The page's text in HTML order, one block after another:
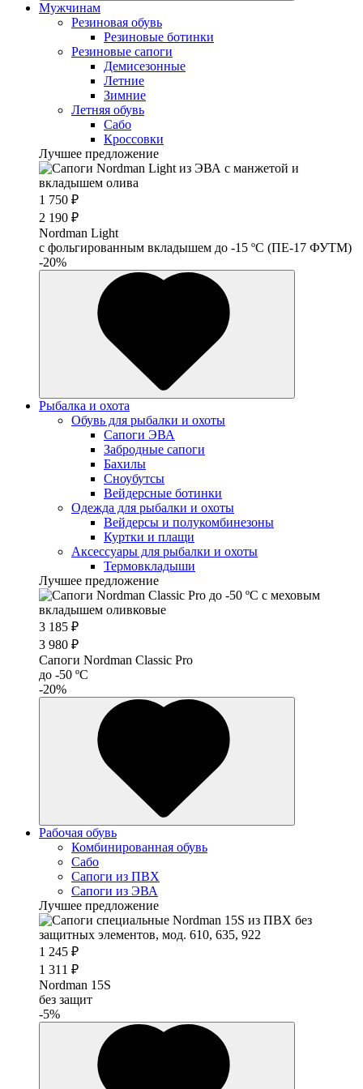
Мужчинам
Резиновая обувь
Резиновые ботинки
Резиновые сапоги
Демисезонные
Летние
Зимние
Летняя обувь
Сабо
Кроссовки
Лучшее предложение
1 750 ₽
2 190 ₽
Nordman Light
c фольгированным вкладышем до -15 ºС (ПЕ-17 ФУТМ)
-20%
Рыбалка и охота
Обувь для рыбалки и охоты
Сапоги ЭВА
Забродные сапоги
Бахилы
Сноубутсы
Вейдерсные ботинки
Одежда для рыбалки и охоты
Вейдерсы и полукомбинезоны
Куртки и плащи
Аксессуары для рыбалки и охоты
Термовкладыши
Лучшее предложение
3 185 ₽
3 980 ₽
Сапоги Nordman Classic Pro
до -50 ºС
-20%
Рабочая обувь
Комбинированная обувь
Сабо
Сапоги из ПВХ
Сапоги из ЭВА
Лучшее предложение
1 245 ₽
1 311 ₽
Nordman 15S
без защит
-5%